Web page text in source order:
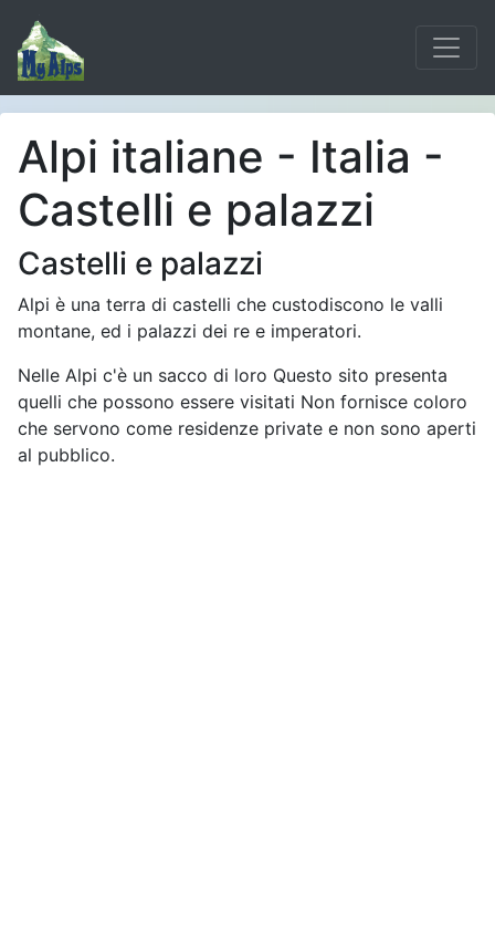
Alpi italiane - Italia -
Castelli e palazzi
Castelli e palazzi
Alpi è una terra di castelli che custodiscono le valli
montane, ed i palazzi dei re e imperatori.
Nelle Alpi c'è un sacco di loro Questo sito presenta
quelli che possono essere visitati Non fornisce coloro
che servono come residenze private e non sono aperti
al pubblico.